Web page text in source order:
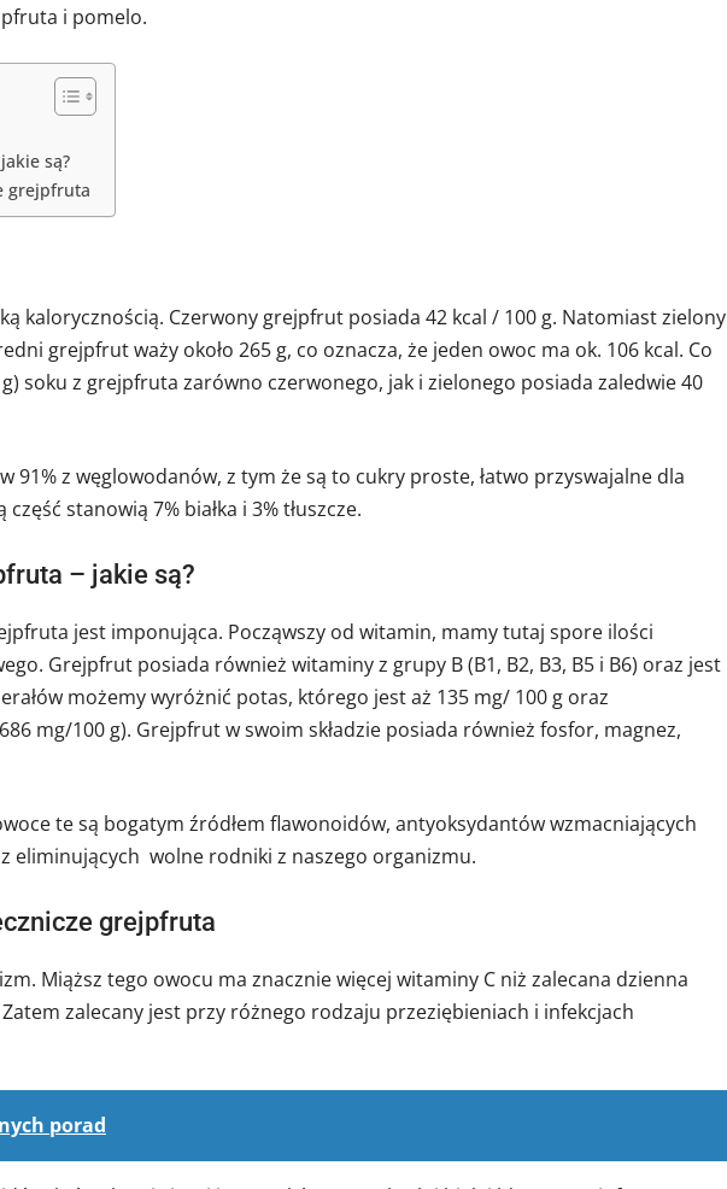
i pomelo.
są?
grejpfruta
kalorycznością. Czerwony grejpfrut posiada 42 kcal / 100 g. Natomiast zielony
grejpfrut waży około 265 g, co oznacza, że jeden owoc ma ok. 106 kcal. Co
soku z grejpfruta zarówno czerwonego, jak i zielonego posiada zaledwie 40
91% z węglowodanów, z tym że są to cukry proste, łatwo przyswajalne dla
stanowią 7% białka i 3% tłuszcze.
– jakie są?
jest imponująca. Począwszy od witamin, mamy tutaj spore ilości
Grejpfrut posiada również witaminy z grupy B (B1, B2, B3, B5 i B6) oraz jest
możemy wyróżnić potas, którego jest aż 135 mg/ 100 g oraz
mg/100 g). Grejpfrut w swoim składzie posiada również fosfor, magnez,
te są bogatym źródłem flawonoidów, antyoksydantów wzmacniających
eliminujących wolne rodniki z naszego organizmu.
grejpfruta
Miąższ tego owocu ma znacznie więcej witaminy C niż zalecana dzienna
Zatem zalecany jest przy różnego rodzaju przeziębieniach i infekcjach
porad